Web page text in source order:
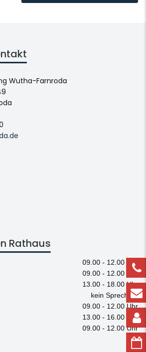
Wutha-Farnroda
Rathaus
09.00 - 12.00 Uhr
09.00 - 12.00 Uhr
13.00 - 18.00 Uhr
kein Sprechtag
09.00 - 12.00 Uhr
13.00 - 16.00 Uhr
09.00 - 12.00 Uhr